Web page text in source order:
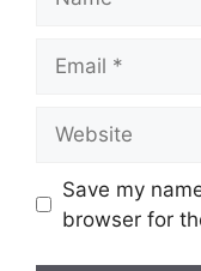
Save my
browser for